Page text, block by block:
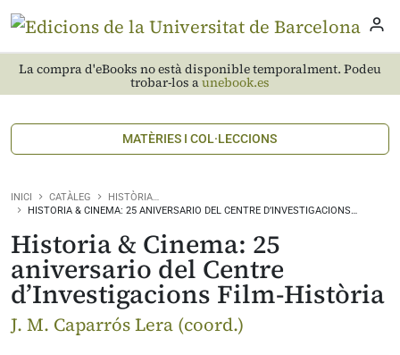
La compra d'eBooks no està disponible temporalment. Podeu
trobar-los aunebook.es
MATÈRIES I COL·LECCIONS
INICI CATÀLEG
HISTÒRIA…
HISTORIA & CINEMA: 25 ANIVERSARIO DEL CENTRE D’INVESTIGACIONS…
Historia & Cinema: 25
aniversario del Centre
d’Investigacions Film-Història
J. M. Caparrós Lera (coord.)